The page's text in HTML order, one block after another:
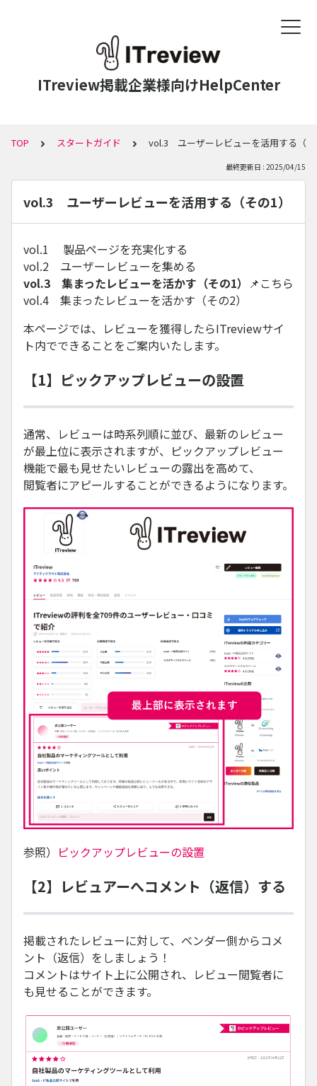
ITreview掲載企業様向けHelpCenter
TOP スタートガイド vol.3 ユーザーレビューを活用する（
最終更新日 : 2025/04/15
vol.3 ユーザーレビューを活用する（その1）
vol.1 製品ページを充実化する
vol.2 ユーザーレビューを集める
vol.3 集まったレビューを活かす（その1） 📌こちら
vol.4 集まったレビューを活かす（その2）
本ページでは、レビューを獲得したらITreviewサイ
ト内でできることをご案内いたします。
【1】ピックアップレビューの設置
通常、レビューは時系列順に並び、最新のレビュー
が最上位に表示されますが、ピックアップレビュー
機能で最も見せたいレビューの露出を高めて、
閲覧者にアピールすることができるようになります。
参照） ピックアップレビューの設置
【2】レビュアーへコメント（返信）する
掲載されたレビューに対して、ベンダー側からコメ
ント（返信）をしましょう！
コメントはサイト上に公開され、レビュー閲覧者に
も見せることができます。